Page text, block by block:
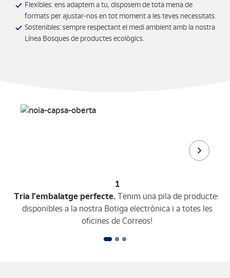
Flexibles: ens adaptem a tu, disposem de tota mena de
formats per ajustar-nos en tot moment a les teves necessitats.
Sostenibles: sempre respectant el medi ambient amb la nostra
Línea Bosques de productes ecològics.
1
Tria l’embalatge perfecte. Tenim una pila de productes
disponibles a la nostra Botiga electrònica i a totes les
oficines de Correos!